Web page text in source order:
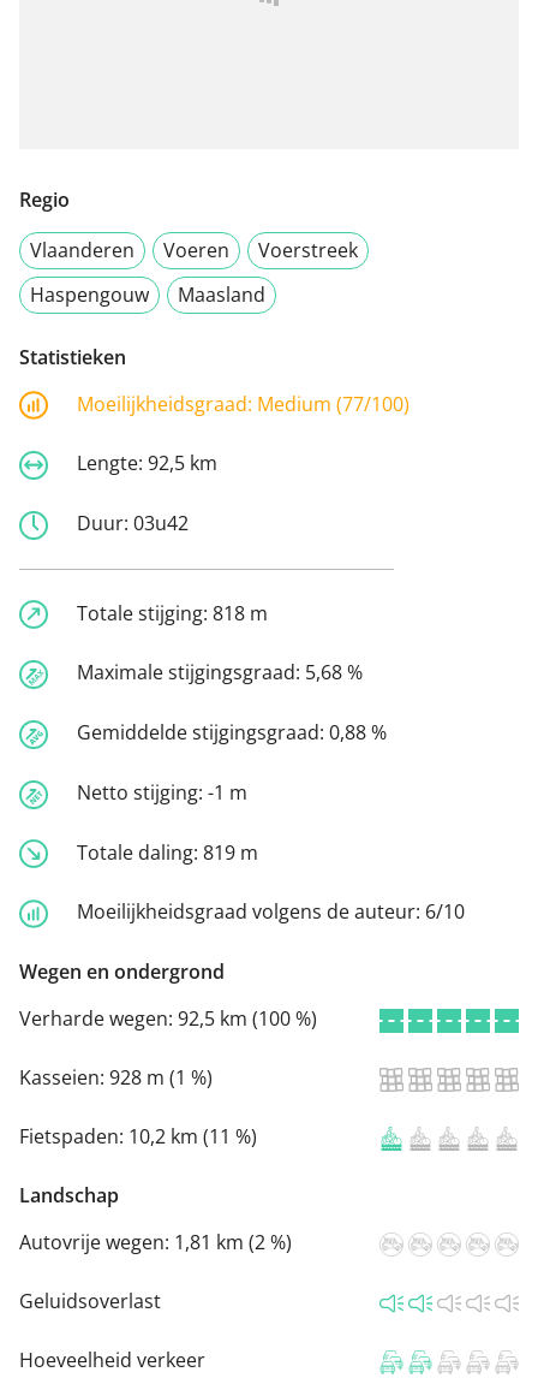
Regio
Vlaanderen
Voeren
Voerstreek
Haspengouw
Maasland
Statistieken
Moeilijkheidsgraad: Medium (77/100)
Lengte: 92,5 km
Duur: 03u42
Totale stijging: 818 m
Maximale stijgingsgraad: 5,68 %
Gemiddelde stijgingsgraad: 0,88 %
Netto stijging: -1 m
Totale daling: 819 m
Moeilijkheidsgraad volgens de auteur: 6/10
Wegen en ondergrond
Verharde wegen: 92,5 km (100 %)
Kasseien: 928 m (1 %)
Fietspaden: 10,2 km (11 %)
Landschap
Autovrije wegen: 1,81 km (2 %)
Geluidsoverlast
Hoeveelheid verkeer